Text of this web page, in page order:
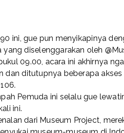
ini, gue pun menyikapinya
diselenggarakan oleh
09.00, acara ini akhirnya
dan ditutupnya beberapa
Pemuda ini selalu gue
ini.
dari Museum Project,